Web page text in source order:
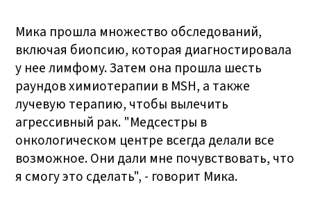
Мика прошла множество обследований,
включая биопсию, которая диагностировала
у нее лимфому. Затем она прошла шесть
раундов химиотерапии в MSH, а также
лучевую терапию, чтобы вылечить
агрессивный рак. "Медсестры в
онкологическом центре всегда делали все
возможное. Они дали мне почувствовать, что
я смогу это сделать", - говорит Мика.